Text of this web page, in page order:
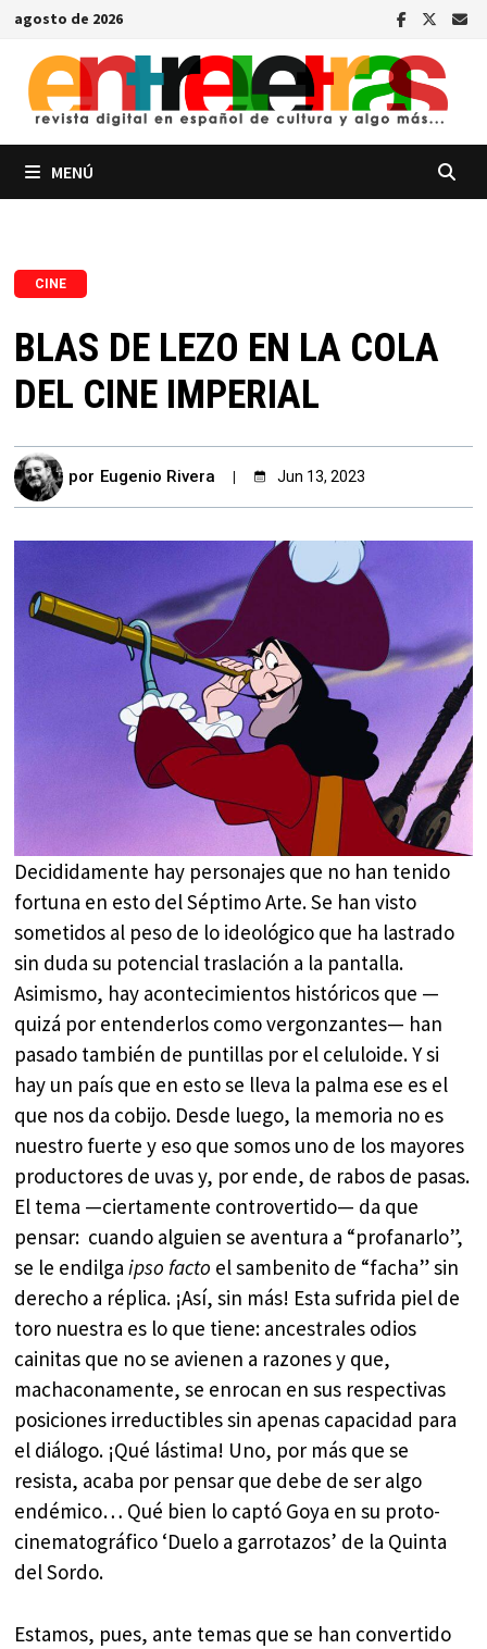
Saltar
contenido
agosto de 2026
MENÚ
CINE
BLAS DE LEZO EN LA COLA
DEL CINE IMPERIAL
por Eugenio Rivera Jun 13, 2023
Decididamente hay personajes que no han tenido
fortuna en esto del Séptimo Arte. Se han visto
sometidos al peso de lo ideológico que ha lastrado
sin duda su potencial traslación a la pantalla.
Asimismo, hay acontecimientos históricos que —
quizá por entenderlos como vergonzantes— han
pasado también de puntillas por el celuloide. Y si
hay un país que en esto se lleva la palma ese es el
que nos da cobijo. Desde luego, la memoria no es
nuestro fuerte y eso que somos uno de los mayores
productores de uvas y, por ende, de rabos de pasas.
El tema —ciertamente controvertido— da que
pensar: cuando alguien se aventura a “profanarlo”,
se le endilgaipso facto el sambenito de “facha” sin
derecho a réplica. ¡Así, sin más! Esta sufrida piel de
toro nuestra es lo que tiene: ancestrales odios
cainitas que no se avienen a razones y que,
machaconamente, se enrocan en sus respectivas
posiciones irreductibles sin apenas capacidad para
el diálogo. ¡Qué lástima! Uno, por más que se
resista, acaba por pensar que debe de ser algo
endémico… Qué bien lo captó Goya en su proto-
cinematográfico ‘Duelo a garrotazos’ de la Quinta
del Sordo.
Estamos, pues, ante temas que se han convertido